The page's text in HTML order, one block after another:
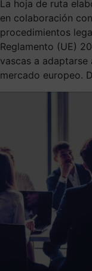
La hoja de ruta
en colaboración
procedimientos
Reglamento (UE)
vascas a
mercado europeo.